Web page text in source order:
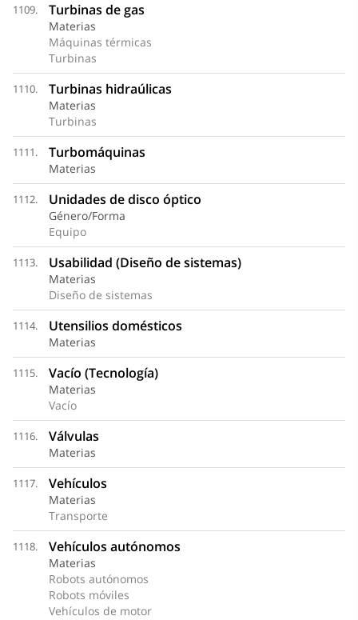
1109. Turbinas de gas
Materias
Máquinas térmicas
Turbinas
1110. Turbinas hidraúlicas
Materias
Turbinas
1111. Turbomáquinas
Materias
1112. Unidades de disco óptico
Género/Forma
Equipo
1113. Usabilidad (Diseño de sistemas)
Materias
Diseño de sistemas
1114. Utensilios domésticos
Materias
1115. Vacío (Tecnología)
Materias
Vacío
1116. Válvulas
Materias
1117. Vehículos
Materias
Transporte
1118. Vehículos autónomos
Materias
Robots autónomos
Robots móviles
Vehículos de motor